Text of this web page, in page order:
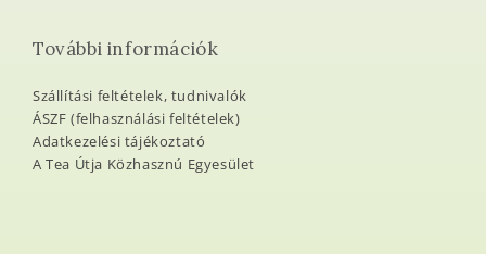
További információk
Szállítási feltételek, tudnivalók
ÁSZF (felhasználási feltételek)
Adatkezelési tájékoztató
A Tea Útja Közhasznú Egyesület